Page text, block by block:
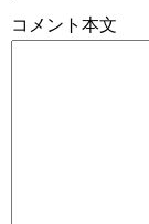
コメント本文